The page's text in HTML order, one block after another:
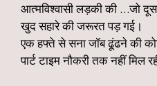
आत्मविश्वासी लड़की की …जो
खुद सहारे की जरूरत पड़ गई।
एक हफ्ते से सना जॉब ढूंढने की
पार्ट टाइम नौकरी तक नहीं मिल